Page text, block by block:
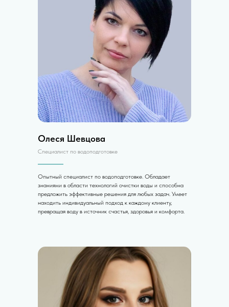
Олеся Шевцова
Специалист по водоподготовке
Опытный специалист по водоподготовке. Обладает
знаниями в области технологий очистки воды и способна
предложить эффективные решения для любых задач. Умеет
находить индивидуальный подход к каждому клиенту,
превращая воду в источник счастья, здоровья и комфорта.